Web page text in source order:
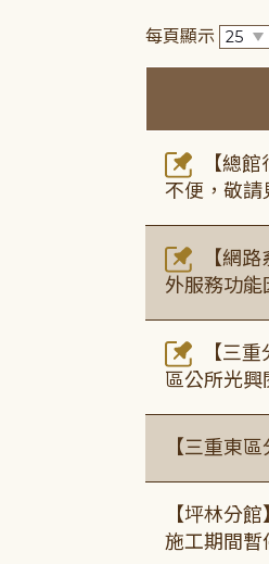
每頁顯示
【總
不便，敬請
【網
外服務功能
【三
區公所光興
【三重東
【坪林分
施工期間暫